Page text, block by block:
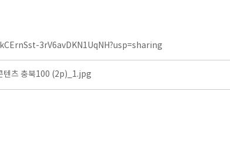
3rV6avDKN1UqNH?usp=sharing
텐츠 충북100 (2p)_1.jpg